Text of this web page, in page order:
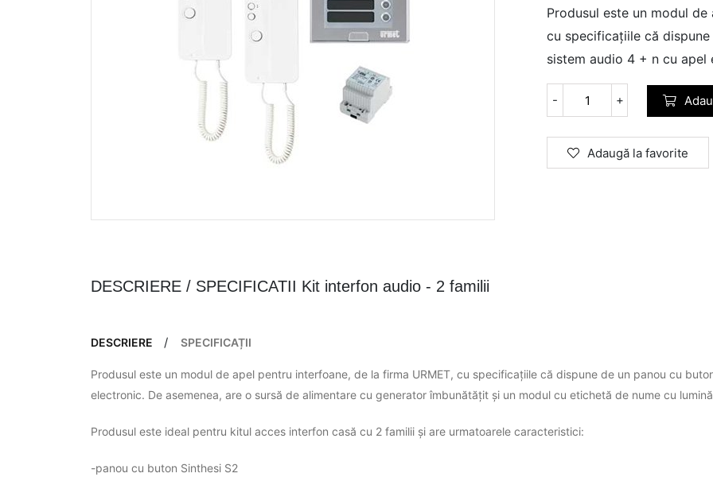
Produsul este un modul
cu specificațiile că
sistem audio 4 + n cu apel
- +
Adaugă la favorite
DESCRIERE / SPECIFICATII Kit interfon audio - 2 familii
DESCRIERE SPECIFICAȚII
Produsul este un modul de apel pentru interfoane, de la firma URMET, cu specificațiile că dispune de un panou cu
electronic. De asemenea, are o sursă de alimentare cu generator îmbunătățit și un modul cu etichetă de nume cu
Produsul este ideal pentru kitul acces interfon casă cu 2 familii și are urmatoarele caracteristici:
-panou cu buton Sinthesi S2